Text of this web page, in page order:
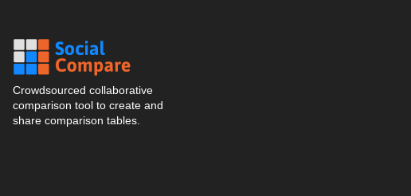
Crowdsourced collaborative
comparison tool to create and
share comparison tables.